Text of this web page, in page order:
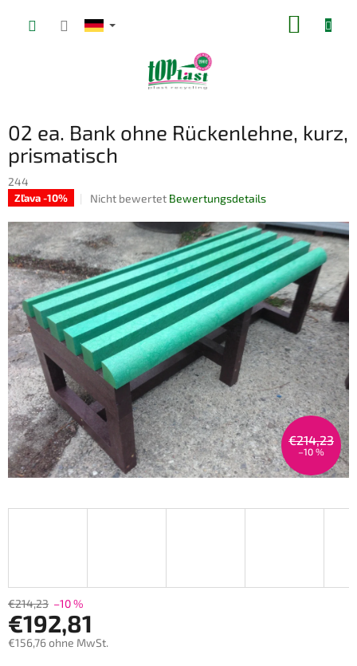
02 ea. Bank ohne Rückenlehne, kurz,
prismatisch
244
Zľava -10%
Die
Produktbewertung
ist
0,0
von
5
Sternen.
Nicht bewertet Bewertungsdetails
€214,23
–10 %
€214,23 –10 %
€192,81
€156,76 ohne MwSt.